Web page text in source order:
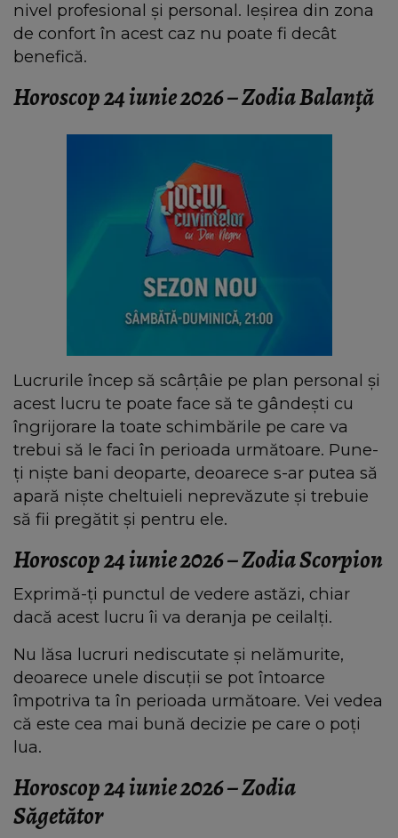
nivel profesional și personal. Ieșirea din zona
de confort în acest caz nu poate fi decât
benefică.
Horoscop 24 iunie 2026 – Zodia Balanță
Lucrurile încep să scârțâie pe plan personal și
acest lucru te poate face să te gândești cu
îngrijorare la toate schimbările pe care va
trebui să le faci în perioada următoare. Pune-
ți niște bani deoparte, deoarece s-ar putea să
apară niște cheltuieli neprevăzute și trebuie
să fii pregătit și pentru ele.
Horoscop 24 iunie 2026 – Zodia Scorpion
Exprimă-ți punctul de vedere astăzi, chiar
dacă acest lucru îi va deranja pe ceilalți.
Nu lăsa lucruri nediscutate și nelămurite,
deoarece unele discuții se pot întoarce
împotriva ta în perioada următoare. Vei vedea
că este cea mai bună decizie pe care o poți
lua.
Horoscop 24 iunie 2026 – Zodia
Săgetător